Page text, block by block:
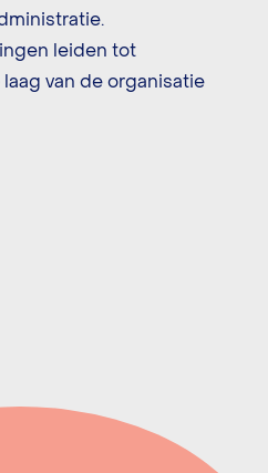
leiden tot
van de organisatie